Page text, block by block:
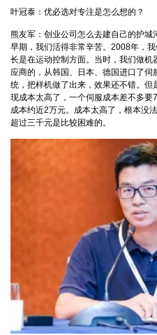
叶冠泰：优必选对专注是怎么想的？
熊友军：创业公司怎么去建自己的护城
早期，我们活得非常辛苦。2008年，
长是在运动控制方面。当时，我们做
应商的，从韩国、日本、德国进口了
统，把样机做了出来，效果还不错。
现成本太高了，一个伺服成本差不多要
成本约近2万元。成本太高了，根本没
超过三千元是比较困难的。